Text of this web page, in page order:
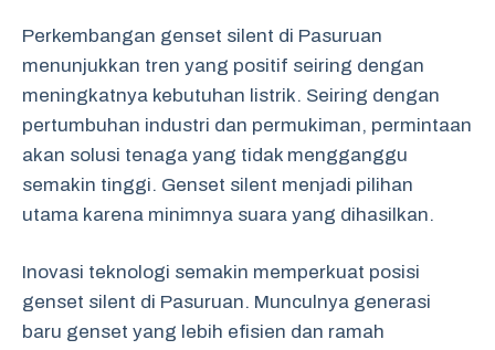
Perkembangan genset silent di Pasuruan
menunjukkan tren yang positif seiring dengan
meningkatnya kebutuhan listrik. Seiring dengan
pertumbuhan industri dan permukiman, permintaan
akan solusi tenaga yang tidak mengganggu
semakin tinggi. Genset silent menjadi pilihan
utama karena minimnya suara yang dihasilkan.
Inovasi teknologi semakin memperkuat posisi
genset silent di Pasuruan. Munculnya generasi
baru genset yang lebih efisien dan ramah